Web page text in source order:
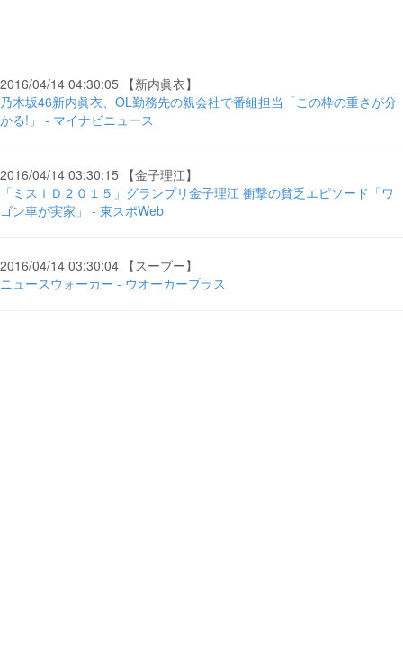
2016/04/14 04:30:05 【新内眞衣】
乃木坂46新内眞衣、OL勤務先の親会社で番組担当「この枠の重さが分
かる!」 - マイナビニュース
2016/04/14 03:30:15 【金子理江】
「ミスｉＤ２０１５」グランプリ金子理江 衝撃の貧乏エピソード「ワ
ゴン車が実家」 - 東スポWeb
2016/04/14 03:30:04 【スーブー】
ニュースウォーカー - ウオーカープラス